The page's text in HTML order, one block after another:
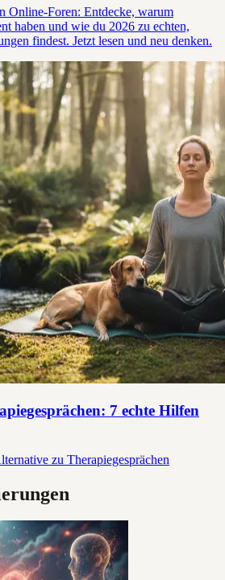
Online-Foren: Entdecke, warum
haben und wie du 2026 zu echten,
findest. Jetzt lesen und neu denken.
7 echte Hilfen
zu Therapiegesprächen